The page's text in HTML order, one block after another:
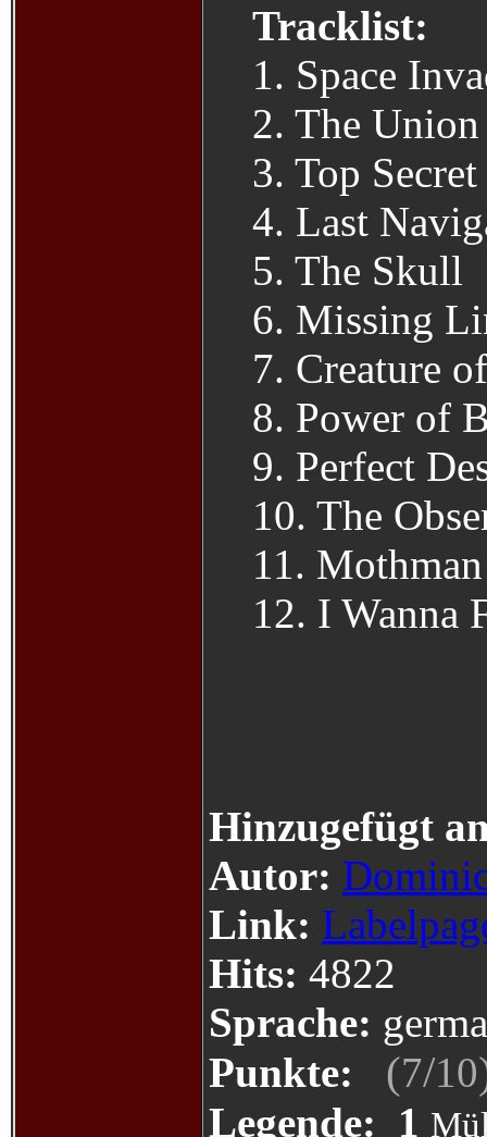
Tracklist:
1. Space
2. The Union
3. Top Secret
4. Last
5. The Skull
6. Missing
7. Creature
8. Power of
9. Perfect
10. The
11.
12. I Wanna
Hinzugefügt
Autor:
Link:
Hits: 4822
Sprache:
Punkte:
(7/10
Legende: 1